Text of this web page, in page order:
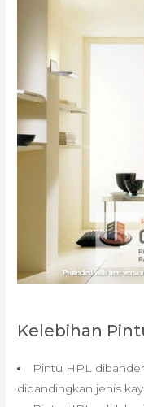
Kelebihan
Pintu HPL
dibandingkan jenis